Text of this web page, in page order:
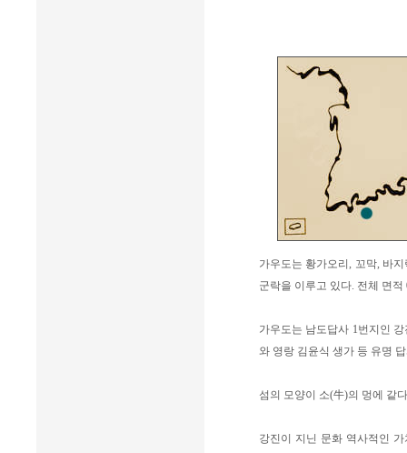
가우도는 황가오리, 꼬막, 바
군락을 이루고 있다. 전체 면
가우도는 남도답사 1번지인
와 영랑 김윤식 생가 등 유명
섬의 모양이 소(牛)의 멍에 같
강진이 지닌 문화 역사적인